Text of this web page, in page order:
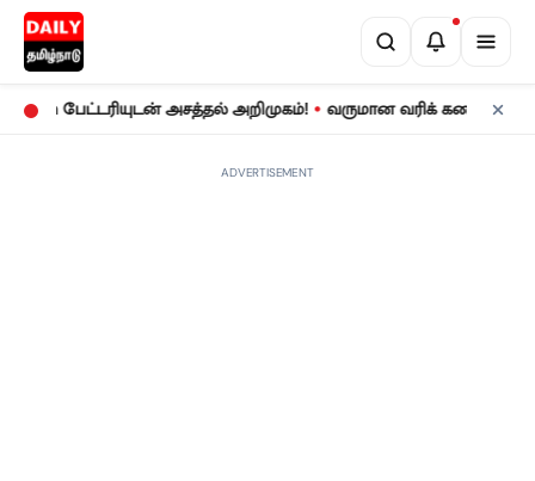
அசத்தல் அறிமுகம்! • வருமான வரிக் கணக்குத் தாக்கல்:
ADVERTISEMENT